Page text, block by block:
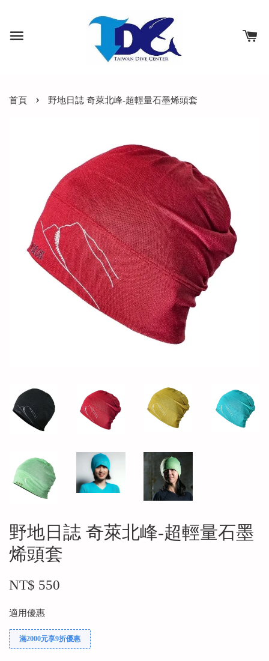
首頁 › 野地日誌 奇萊北峰-超輕量石墨烯頭套
野地日誌 奇萊北峰-超輕量石墨
烯頭套
NT$ 550
適用優惠
滿2000元享9折優惠